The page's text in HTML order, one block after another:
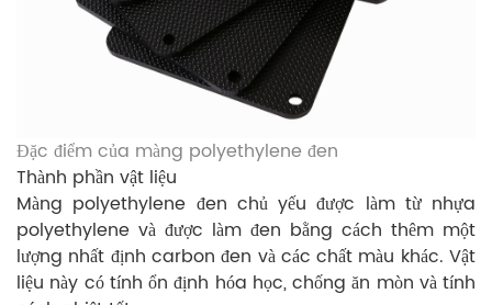
Đặc điểm của màng polyethylene đen
Thành phần vật liệu
Màng polyethylene đen chủ yếu được làm từ nhựa
polyethylene và được làm đen bằng cách thêm một
lượng nhất định carbon đen và các chất màu khác. Vật
liệu này có tính ổn định hóa học, chống ăn mòn và tính